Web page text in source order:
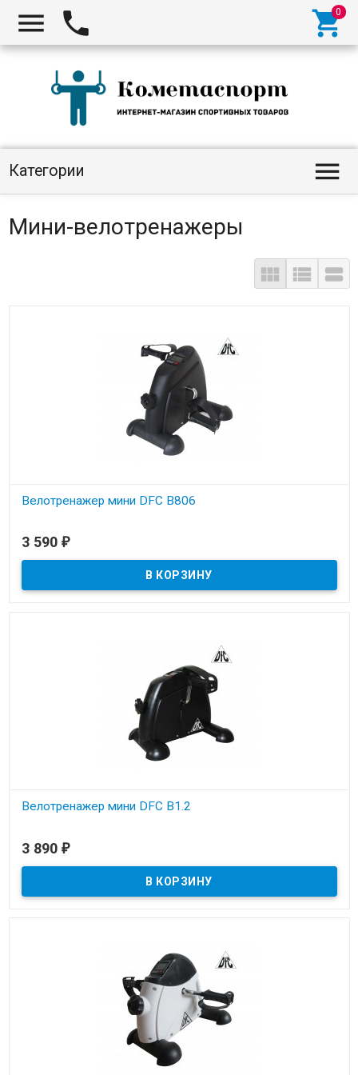
  
Категории 
Мини-велотренажеры
  
Велотренажер мини DFC B806
3 590 ₽
Велотренажер мини DFC B1.2
3 890 ₽